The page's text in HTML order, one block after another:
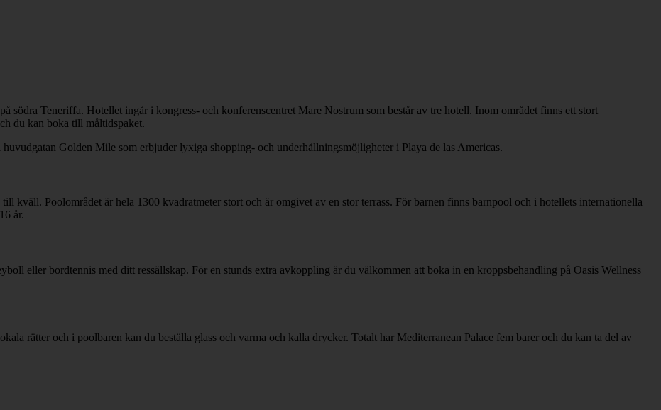
södra Teneriffa. Hotellet ingår i kongress- och konferenscentret Mare Nostrum som består av tre hotell. Inom området finns ett stort
du kan boka till måltidspaket.
Golden Mile som erbjuder lyxiga shopping- och underhållningsmöjligheter i Playa de las Americas.
kväll. Poolområdet är hela 1300 kvadratmeter stort och är omgivet av en stor terrass. För barnen finns barnpool och i hotellets internationella
år.
eller bordtennis med ditt ressällskap. För en stunds extra avkoppling är du välkommen att boka in en kroppsbehandling på Oasis Wellness
rätter och i poolbaren kan du beställa glass och varma och kalla drycker. Totalt har Mediterranean Palace fem barer och du kan ta del av